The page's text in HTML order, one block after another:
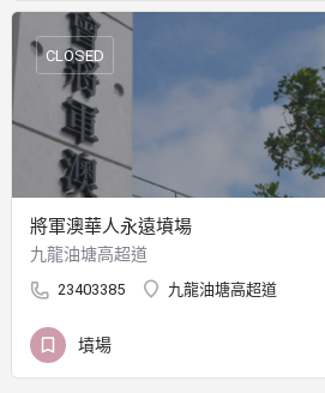
將軍澳華人永遠墳場
九龍油塘高超道
23403385 九龍油塘高超道
CLOSED
墳場